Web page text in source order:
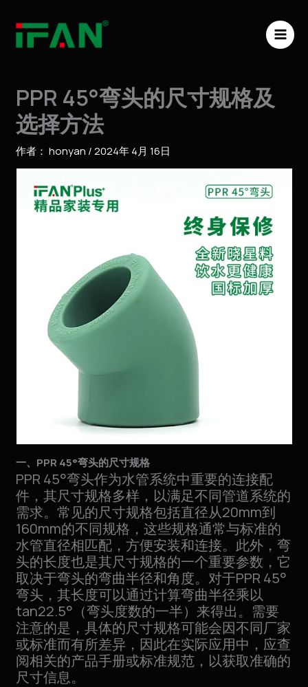
PPR 45°弯头的尺寸规格及
选择方法
作者： honyan /2024年 4月 16日
一、PPR 45°弯头的尺寸规格
PPR 45°弯头作为水管系统中重要的连接配
件，其尺寸规格多样，以满足不同管道系统的
需求。常见的尺寸规格包括直径从20mm到
160mm的不同规格，这些规格通常与标准的
水管直径相匹配，方便安装和连接。此外，弯
头的长度也是其尺寸规格的一个重要参数，它
取决于弯头的弯曲半径和角度。对于PPR 45°
弯头，其长度可以通过计算弯曲半径乘以
tan22.5°（弯头度数的一半）来得出。需要
注意的是，具体的尺寸规格可能会因不同厂家
或标准而有所差异，因此在实际应用中，应查
阅相关的产品手册或标准规范，以获取准确的
尺寸信息。